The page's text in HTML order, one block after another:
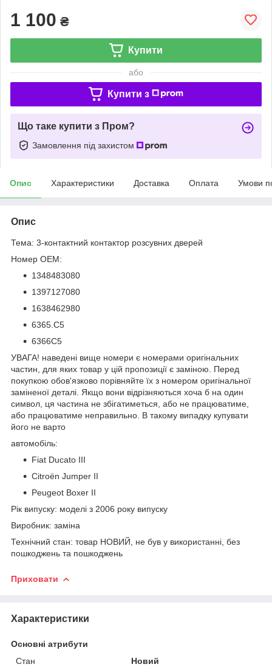
1 100 ₴
Купити
або
Купити з
Що таке купити з Пром?
Замовлення під захистом
Опис Характеристики Доставка Оплата Умови
Опис
Тема: 3-контактний контактор розсувних дверей
Номер OEM:
1348483080
1397127080
1638462980
6365.C5
6366C5
УВАГА! наведені вище номери є номерами оригінальних
частин, для яких товар у цій пропозиції є заміною. Перед
покупкою обов'язково порівняйте їх з номером оригінальної
заміненої деталі. Якщо вони відрізняються хоча б на один
символ, ця частина не збігатиметься, або не працюватиме,
або працюватиме неправильно. В такому випадку купувати
його не варто
автомобіль:
Fiat Ducato III
Citroën Jumper II
Peugeot Boxer II
Рік випуску: моделі з 2006 року випуску
Виробник: заміна
Технічний стан: товар НОВИЙ, не був у використанні, без
пошкоджень та пошкоджень
Приховати
Характеристики
Основні атрибути
Стан
Новий